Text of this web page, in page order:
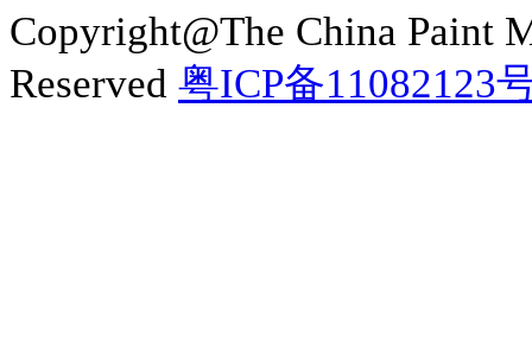
Copyright@The China Paint
Reserved 粤ICP备11082123